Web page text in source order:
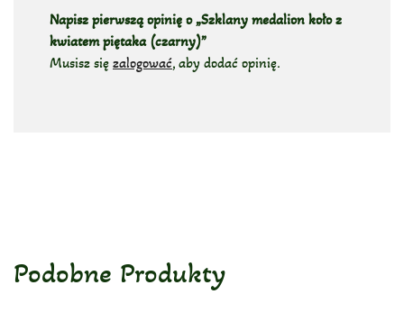
Napisz pierwszą opinię o „Szklany medalion koło z
kwiatem piętaka (czarny)”
Musisz się zalogować, aby dodać opinię.
Podobne Produkty